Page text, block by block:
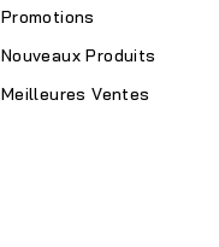
Promotions
Nouveaux Produits
Meilleures Ventes